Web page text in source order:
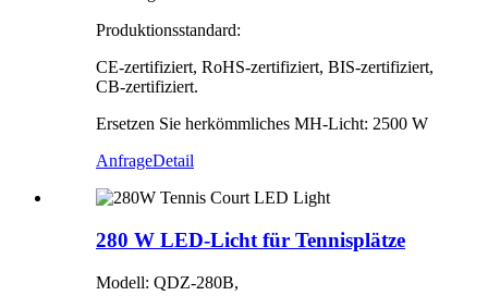
Produktionsstandard:
CE-zertifiziert, RoHS-zertifiziert, BIS-zertifiziert,
CB-zertifiziert.
Ersetzen Sie herkömmliches MH-Licht: 2500 W
AnfrageDetail
280 W LED-Licht für Tennisplätze
Modell: QDZ-280B,